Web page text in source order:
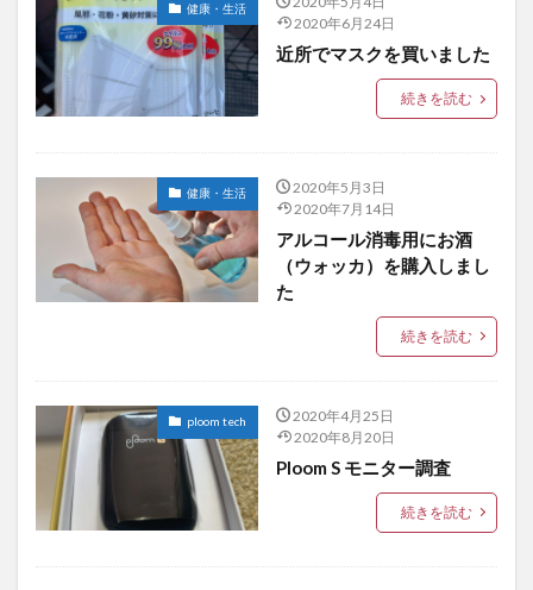
健康・生活
2020年6月24日
近所でマスクを買いました
続きを読む
健康・生活
2020年5月3日
2020年7月14日
アルコール消毒用にお酒
（ウォッカ）を購入しまし
た
続きを読む
ploom tech
2020年4月25日
2020年8月20日
Ploom S モニター調査
続きを読む